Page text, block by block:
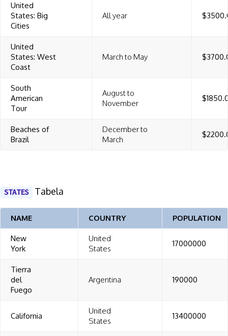
United
States: Big
Cities
All year
United
States: West
Coast
March to May
South
American
Tour
August to
November
Beaches of
Brazil
December to
March
STATES Tabela
NAME COUNTRY POPULATION
New
York
United
States
17000000
Tierra
del
Fuego
Argentina 190000
California
United
States
13400000